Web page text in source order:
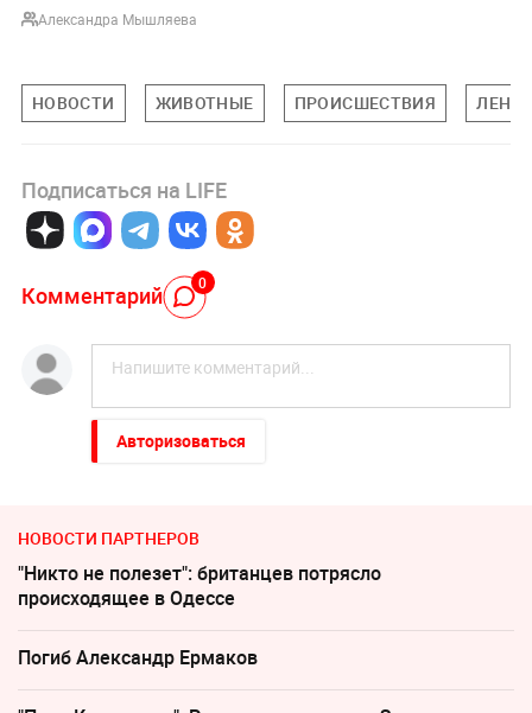
Александра Мышляева
НОВОСТИ ЖИВОТНЫЕ ПРОИСШЕСТВИЯ
Подписаться на LIFE
Комментарий 0
Авторизоваться
НОВОСТИ ПАРТНЕРОВ
"Никто не полезет": британцев потрясло
происходящее в Одессе
Погиб Александр Ермаков